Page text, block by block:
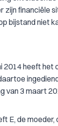
zijn financiële
bijstand niet
2014 heeft het
van 3 maart
E, de moeder,